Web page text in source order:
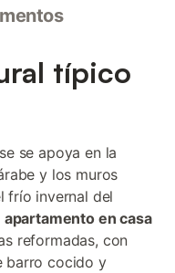
típico
se apoya en la
y los muros
frío invernal del
apartamento en casa
reformadas, con
barro cocido y